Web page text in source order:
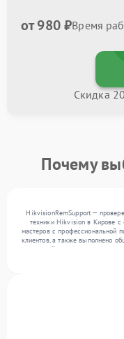
от 980 ₽Время
Скидка
Почему
HikvisionRemSupport —
техники Hikvision в Кирове с
мастеров с профессиональной
клиентов, а также выполнено
сервисный центр поступает
спектром